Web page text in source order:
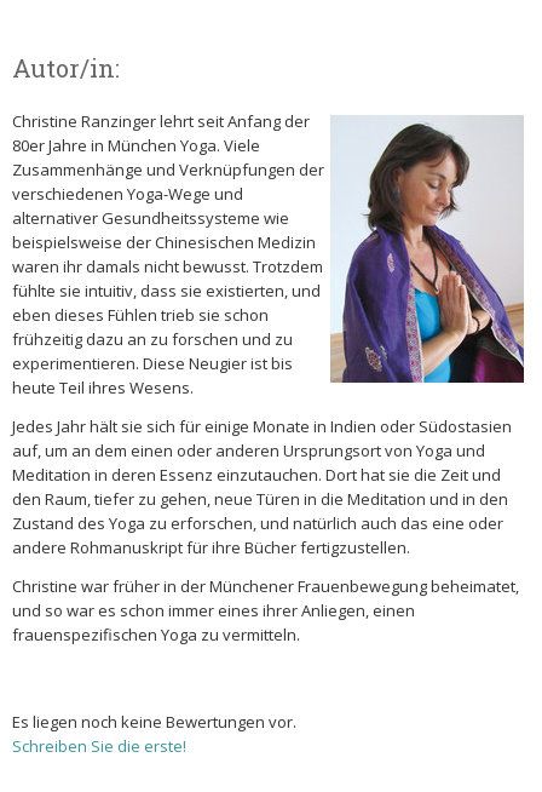
Autor/in:
Christine Ranzinger lehrt seit Anfang der
80er Jahre in München Yoga. Viele
Zusammenhänge und Verknüpfungen der
verschiedenen Yoga-Wege und
alternativer Gesundheitssysteme wie
beispielsweise der Chinesischen Medizin
waren ihr damals nicht bewusst. Trotzdem
fühlte sie intuitiv, dass sie existierten, und
eben dieses Fühlen trieb sie schon
frühzeitig dazu an zu forschen und zu
experimentieren. Diese Neugier ist bis
heute Teil ihres Wesens.
Jedes Jahr hält sie sich für einige Monate in Indien oder Südostasien
auf, um an dem einen oder anderen Ursprungsort von Yoga und
Meditation in deren Essenz einzutauchen. Dort hat sie die Zeit und
den Raum, tiefer zu gehen, neue Türen in die Meditation und in den
Zustand des Yoga zu erforschen, und natürlich auch das eine oder
andere Rohmanuskript für ihre Bücher fertigzustellen.
Christine war früher in der Münchener Frauenbewegung beheimatet,
und so war es schon immer eines ihrer Anliegen, einen
frauenspezifischen Yoga zu vermitteln.
Es liegen noch keine Bewertungen vor.
Schreiben Sie die erste!